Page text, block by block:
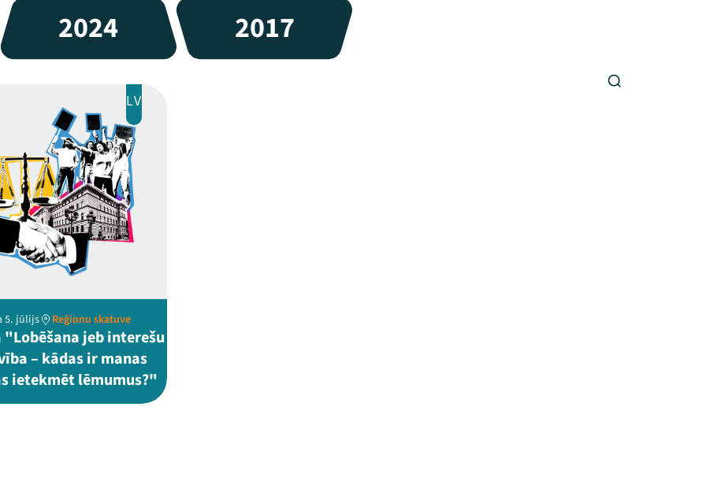
2024 2017
LV
5. jūlijs Reģionu skatuve
"Lobēšana jeb interešu
– kādas ir manas
ietekmēt lēmumus?"